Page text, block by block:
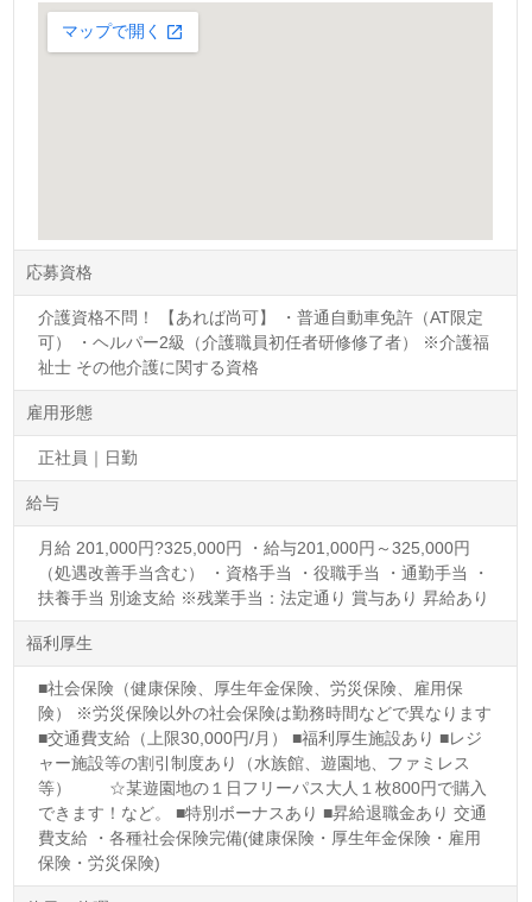
応募資格
介護資格不問！ 【あれば尚可】 ・普通自動車免許（AT限定
可） ・ヘルパー2級（介護職員初任者研修修了者） ※介護福
祉士 その他介護に関する資格
雇用形態
正社員｜日勤
給与
月給 201,000円?325,000円 ・給与201,000円～325,000円
（処遇改善手当含む） ・資格手当 ・役職手当 ・通勤手当 ・
扶養手当 別途支給 ※残業手当：法定通り 賞与あり 昇給あり
福利厚生
■社会保険（健康保険、厚生年金保険、労災保険、雇用保
険） ※労災保険以外の社会保険は勤務時間などで異なります
■交通費支給（上限30,000円/月） ■福利厚生施設あり ■レジ
ャー施設等の割引制度あり（水族館、遊園地、ファミレス
等） ☆某遊園地の１日フリーパス大人１枚800円で購入
できます！など。 ■特別ボーナスあり ■昇給退職金あり 交通
費支給 ・各種社会保険完備(健康保険・厚生年金保険・雇用
保険・労災保険)